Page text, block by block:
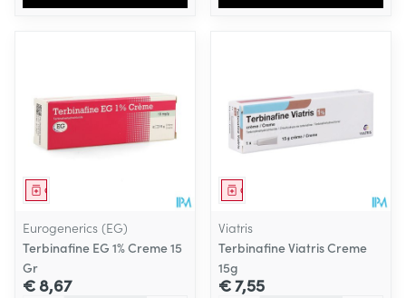
Geneesmiddel
Eurogenerics (EG)
Terbinafine EG 1% Creme 15
Gr
€ 8,67
Geneesmiddel
Viatris
Terbinafine Viatris Creme
15g
€ 7,55